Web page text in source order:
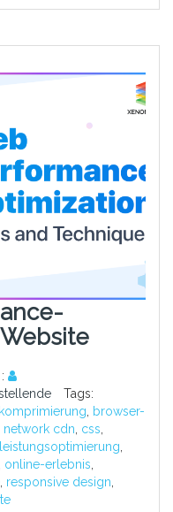
Tags:
browser-
cdn css
leistungsoptimierung
online-erlebnis
responsive design